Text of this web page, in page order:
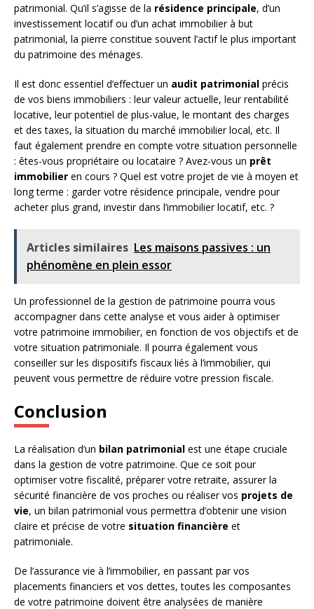
patrimonial. Qu’il s’agisse de la résidence principale, d’un
investissement locatif ou d’un achat immobilier à but
patrimonial, la pierre constitue souvent l’actif le plus important
du patrimoine des ménages.
Il est donc essentiel d’effectuer un audit patrimonial précis
de vos biens immobiliers : leur valeur actuelle, leur rentabilité
locative, leur potentiel de plus-value, le montant des charges
et des taxes, la situation du marché immobilier local, etc. Il
faut également prendre en compte votre situation personnelle
: êtes-vous propriétaire ou locataire ? Avez-vous un prêt
immobilier en cours ? Quel est votre projet de vie à moyen et
long terme : garder votre résidence principale, vendre pour
acheter plus grand, investir dans l’immobilier locatif, etc. ?
Articles similaires Les maisons passives : un
phénomène en plein essor
Un professionnel de la gestion de patrimoine pourra vous
accompagner dans cette analyse et vous aider à optimiser
votre patrimoine immobilier, en fonction de vos objectifs et de
votre situation patrimoniale. Il pourra également vous
conseiller sur les dispositifs fiscaux liés à l’immobilier, qui
peuvent vous permettre de réduire votre pression fiscale.
Conclusion
La réalisation d’un bilan patrimonial est une étape cruciale
dans la gestion de votre patrimoine. Que ce soit pour
optimiser votre fiscalité, préparer votre retraite, assurer la
sécurité financière de vos proches ou réaliser vos projets de
vie, un bilan patrimonial vous permettra d’obtenir une vision
claire et précise de votre situation financière et
patrimoniale.
De l’assurance vie à l’immobilier, en passant par vos
placements financiers et vos dettes, toutes les composantes
de votre patrimoine doivent être analysées de manière